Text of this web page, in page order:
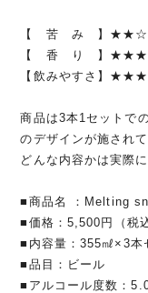
【 苦 み 】★★☆
【 香 り 】★★★
【飲みやすさ】★★★
商品は3本1セットで
のデザインが施され
どんな内容かは実際
■商品名 ：Melting
■価格：5,500円（税
■内容量：355㎖×3本
■品目：ビール
■アルコール度数：